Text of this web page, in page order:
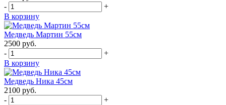
-
+
В корзину
Медведь Мартин 55см
2500 руб.
-
+
В корзину
Медведь Ника 45см
2100 руб.
-
+